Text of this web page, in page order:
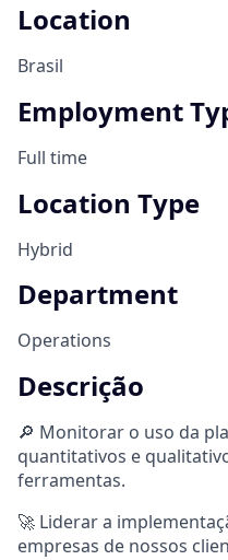
Location
Brasil
Employment
Full time
Location Type
Hybrid
Department
Operations
Descrição
🔎 Monitorar o uso da
quantitativos e
ferramentas.
🚀 Liderar a
empresas de nossos